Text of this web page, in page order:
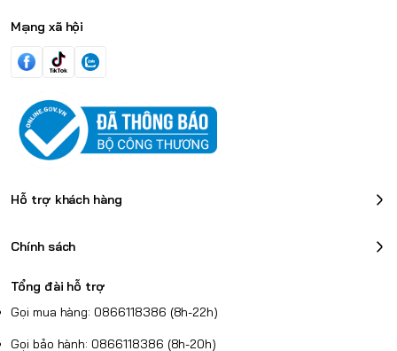
Mạng xã hội
Hỗ trợ khách hàng
Chính sách
Tổng đài hỗ trợ
Gọi mua hàng: 0866118386 (8h-22h)
Gọi bảo hành: 0866118386 (8h-20h)